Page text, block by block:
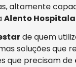
altamente
Alento
de quem
soluções que
que precisam de